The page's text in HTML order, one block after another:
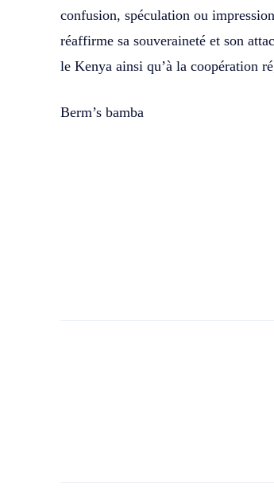
confusion, spéculation ou
réaffirme sa souveraineté et son
le Kenya ainsi qu’à la coopération
Berm’s bamba